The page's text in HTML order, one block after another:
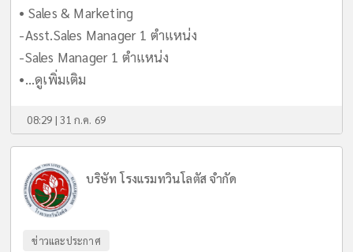
• Sales & Marketing
-Asst.Sales Manager 1 ตำแหน่ง
-Sales Manager 1 ตำแหน่ง
•...ดูเพิ่มเติม
08:29 | 31 ก.ค. 69
บริษัท โรงแรมทวินโลตัส จำกัด
ข่าวและประกาศ